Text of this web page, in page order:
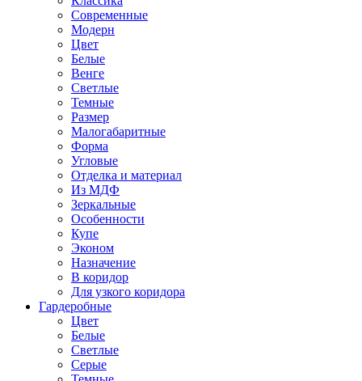
Современные
Модерн
Цвет
Белые
Венге
Светлые
Темные
Размер
Малогабаритные
Форма
Угловые
Отделка и материал
Из МДФ
Зеркальные
Особенности
Купе
Эконом
Назначение
В коридор
Для узкого коридора
Гардеробные
Цвет
Белые
Светлые
Серые